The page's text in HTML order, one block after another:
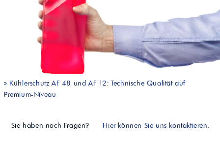
» Kühlerschutz AF 48 und AF 12: Technische Qualität auf
Premium-Niveau
Sie haben noch Fragen? Hier können Sie uns kontaktieren.